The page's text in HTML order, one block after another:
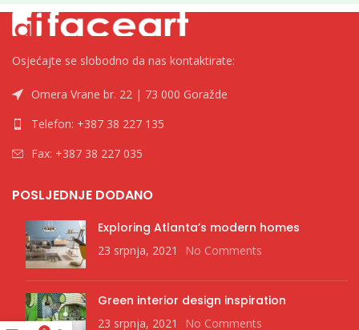
Osjećajte se slobodno da nas kontaktirate:
Omera Vrane br. 22 | 73 000 Goražde
Telefon: +387 38 227 135
Fax: +387 38 227 035
POSLJEDNJE DODANO
Exploring Atlanta’s modern homes
23 srpnja, 2021 No Comments
Green interior design inspiration
23 srpnja, 2021 No Comments